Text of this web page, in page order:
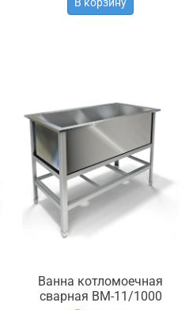
Ванна котломоечная
сварная ВМ-11/1000